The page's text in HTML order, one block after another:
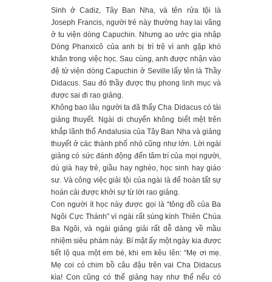
Sinh ở Cadiz, Tây Ban Nha, và tên rửa tội là
Joseph Francis, người trẻ này thường hay lai vãng
ở tu viện dòng Capuchin. Nhưng ao ước gia nhập
Dòng Phanxicô của anh bị trì trệ vì anh gặp khó
khăn trong việc học. Sau cùng, anh được nhận vào
đệ tử viện dòng Capuchin ở Seville lấy tên là Thầy
Didacus. Sau đó thầy được thụ phong linh mục và
được sai đi rao giảng.
Không bao lâu người ta đã thấy Cha Didacus có tài
giảng thuyết. Ngài di chuyển không biết mệt trên
khắp lãnh thổ Andalusia của Tây Ban Nha và giảng
thuyết ở các thành phố nhỏ cũng như lớn. Lời ngài
giảng có sức đánh động đến tâm trí của mọi người,
dù già hay trẻ, giầu hay nghèo, học sinh hay giáo
sư. Và công việc giải tội của ngài là để hoàn tất sự
hoán cải được khởi sự từ lời rao giảng.
Con người ít học này được gọi là “tông đồ của Ba
Ngôi Cực Thánh” vì ngài rất sùng kính Thiên Chúa
Ba Ngôi, và ngài giảng giải rất dễ dàng về mầu
nhiệm siêu phàm này. Bí mật ấy một ngày kia được
tiết lộ qua một em bé, khi em kêu lên: “Mẹ ơi mẹ.
Mẹ coi có chim bồ câu đậu trên vai Cha Didacus
kìa! Con cũng có thể giảng hay như thế nếu có